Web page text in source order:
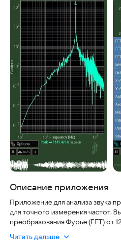
Описание приложения
Приложение для анализа звука
для точного измерения частот.
преобразования Фурье (FFT) от
настраивать спектральный
Читать дальше